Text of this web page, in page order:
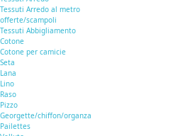
Tessuti Arredo al metro
offerte/scampoli
Tessuti Abbigliamento
Cotone
Cotone per camicie
Seta
Lana
Lino
Raso
Pizzo
Georgette/chiffon/organza
Pailettes